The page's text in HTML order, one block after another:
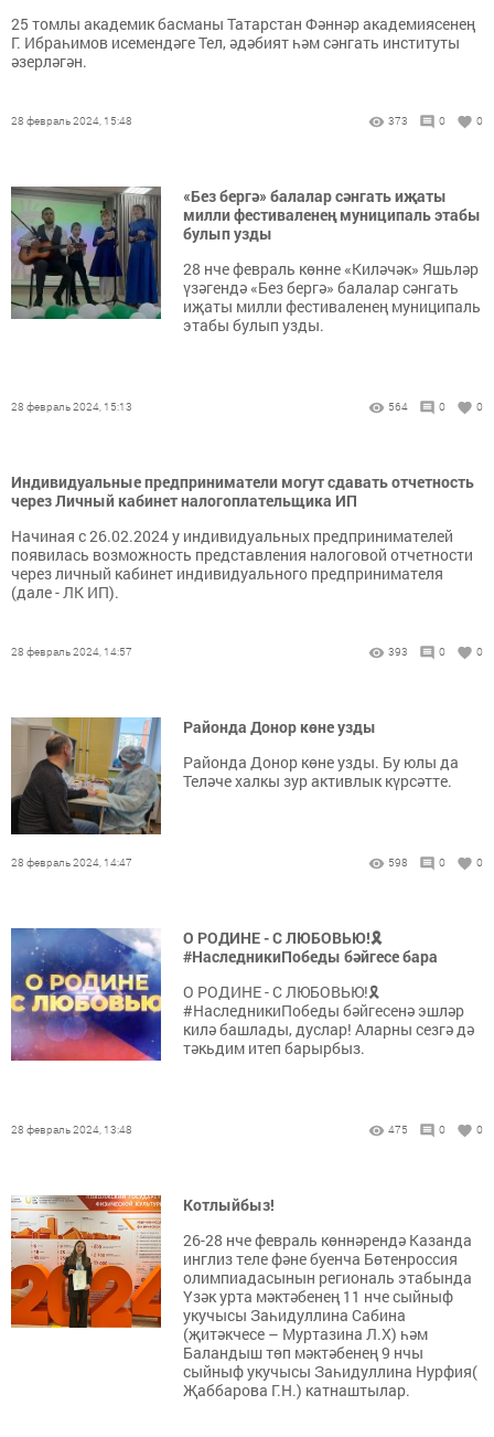
25 томлы академик басманы Татарстан Фәннәр академиясенең
Г. Ибраһимов исемендәге Тел, әдәбият һәм сәнгать институты
әзерләгән.
28 февраль 2024, 15:48 373 0 0
«Без бергә» балалар сәнгать иҗаты
милли фестиваленең муниципаль этабы
булып узды
28 нче февраль көнне «Киләчәк» Яшьләр
үзәгендә «Без бергә» балалар сәнгать
иҗаты милли фестиваленең муниципаль
этабы булып узды.
28 февраль 2024, 15:13 564 0 0
Индивидуальные предприниматели могут сдавать отчетность
через Личный кабинет налогоплательщика ИП
Начиная с 26.02.2024 у индивидуальных предпринимателей
появилась возможность представления налоговой отчетности
через личный кабинет индивидуального предпринимателя
(дале - ЛК ИП).
28 февраль 2024, 14:57 393 0 0
Районда Донор көне узды
Районда Донор көне узды. Бу юлы да
Теләче халкы зур активлык күрсәтте.
28 февраль 2024, 14:47 598 0 0
О РОДИНЕ - С ЛЮБОВЬЮ!🎗
#НаследникиПобеды бәйгесе бара
О РОДИНЕ - С ЛЮБОВЬЮ!🎗
#НаследникиПобеды бәйгесенә эшләр
килә башлады, дуслар! Аларны сезгә дә
тәкьдим итеп барырбыз.
28 февраль 2024, 13:48 475 0 0
Котлыйбыз!
26-28 нче февраль көннәрендә Казанда
инглиз теле фәне буенча Бөтенроссия
олимпиадасынын региональ этабында
Үзәк урта мәктәбенең 11 нче сыйныф
укучысы Заһидуллина Сабина
(җитәкчесе – Муртазина Л.Х) һәм
Баландыш төп мәктәбенең 9 нчы
сыйныф укучысы Заһидуллина Нурфия(
Җаббарова Г.Н.) катнаштылар.